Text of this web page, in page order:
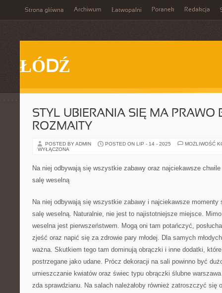
Strona główna Archiwum Łatwopalni Poranek Redakcja
ŁÓDŹ
STYL UBIERANIA SIĘ MA PRAWO
ROZMAITY
POSTED BY ADMIN POSTED ON LIP - 14 - 2025
MOŻLIWOŚĆ
WYŁĄCZONA
Na niej odbywają się wszystkie zabawy oraz najciekawsze
salę weselną
Na niej odbywają się wszystkie zabawy i najciekawsze momenty
salę weselną. Naturalnie, nie jest to najistotniejsze miejsce.
weselna jest pierwszeństwem. Mogą oni tam potańczyć,
zjeść oraz napić się za zdrowie pary młodej. Dla samych
ważna. Skutkiem tego tam dominują obrączki i inne dodatki,
postrzegane jako udane. Prócz dekoracji na sali powinno być
umieszczanie kwiatów oraz świec typu obrączki ślubne
zda sprawdzianu. Na salach należałoby również zatroszczyć się